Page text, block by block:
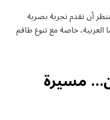
أن تقدم تجربة بصرية
العربية، خاصة مع تنوع طاقم
مسيرة